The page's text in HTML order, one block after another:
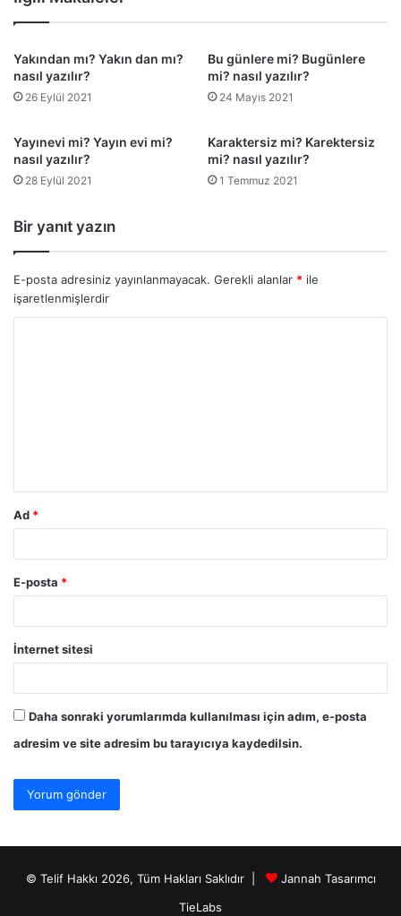
Yakından mı? Yakın dan mı?
nasıl yazılır?
26 Eylül 2021
Bu günlere mi? Bugünlere
mi? nasıl yazılır?
24 Mayıs 2021
Yayınevi mi? Yayın evi mi?
nasıl yazılır?
28 Eylül 2021
Karaktersiz mi? Karektersiz
mi? nasıl yazılır?
1 Temmuz 2021
Bir yanıt yazın
E-posta adresiniz yayınlanmayacak. Gerekli alanlar * ile
işaretlenmişlerdir
Ad *
E-posta *
İnternet sitesi
Daha sonraki yorumlarımda kullanılması için adım, e-posta
adresim ve site adresim bu tarayıcıya kaydedilsin.
© Telif Hakkı 2026, Tüm Hakları Saklıdır |
Jannah Tasarımcı
TieLabs